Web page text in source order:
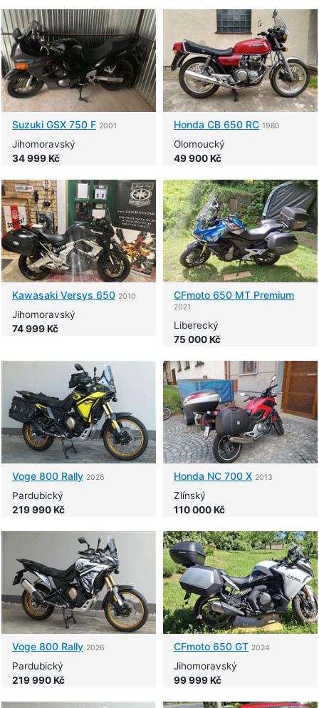
Suzuki GSX 750 F 2001
Jihomoravský
34 999 Kč
Honda CB 650 RC 1980
Olomoucký
49 900 Kč
Kawasaki Versys 650 2010
Jihomoravský
74 999 Kč
CFmoto 650 MT Premium
2021
Liberecký
75 000 Kč
Voge 800 Rally 2026
Pardubický
219 990 Kč
Honda NC 700 X 2013
Zlínský
110 000 Kč
Voge 800 Rally 2026
Pardubický
219 990 Kč
CFmoto 650 GT 2024
Jihomoravský
99 999 Kč